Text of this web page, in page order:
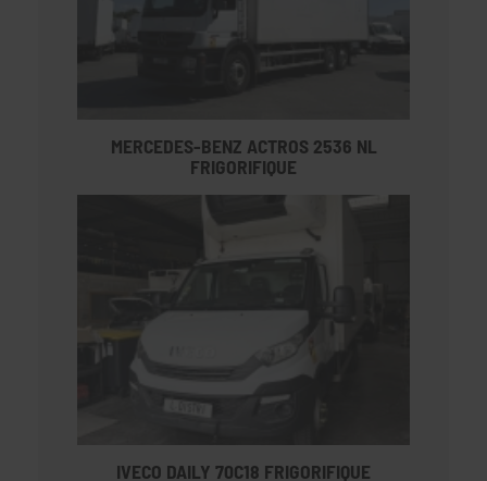
MERCEDES-BENZ ACTROS 2536 NL
FRIGORIFIQUE
IVECO DAILY 70C18 FRIGORIFIQUE